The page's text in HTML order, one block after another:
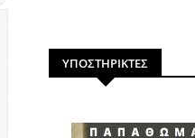
ΥΠΟΣΤΗΡΙΚΤΕΣ